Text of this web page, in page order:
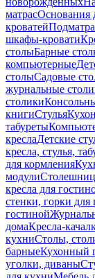
матрасОснования
кроватей
шкафы-кровати
столыБарные
компьютерные
столыСадовые
журнальные
столики
книгиСтулья
табуреты
креслаДетские
кресла, стулья,
для кормления
модули
кресла для
стенки, горки для
гостиной
домаКресла-
кухниСтолы,
барныеКухонный
уголки, диваны